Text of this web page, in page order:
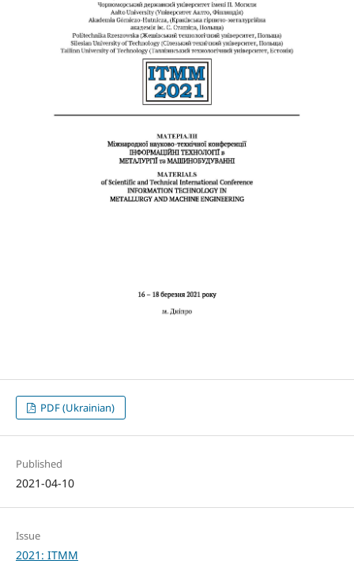
PDF (Ukrainian)
Published
2021-04-10
Issue
2021: ITMM